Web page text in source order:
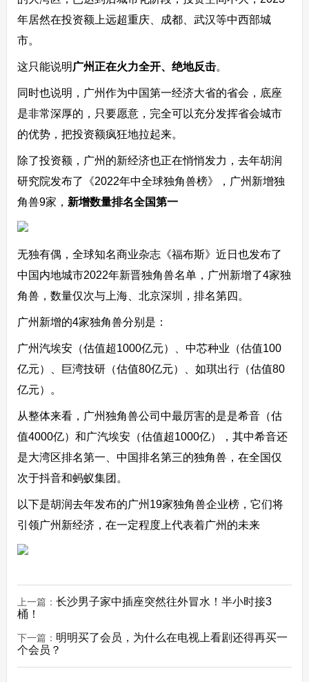
年居然在投资额上远超重庆、成都、武汉等中西部城
市。
这只能说明 广州正在火力全开、绝地反击。
同时也说明，广州作为中国第一经济大省的省会，底座
是非常深厚的，只要愿意，完全可以充分发挥省会城市
的优势，把投资额疯狂地拉起来。
除了投资额，广州的新经济也正在悄悄发力，去年胡润
研究院发布了《2022年中全球独角兽榜》，广州新增独
角兽9家， 新增数量排名全国第一
无独有偶，全球知名商业杂志《福布斯》近日也发布了
中国内地城市2022年新晋独角兽名单，广州新增了4家独
角兽，数量仅次与上海、北京深圳，排名第四。
广州新增的4家独角兽分别是：
广州汽埃安（估值超1000亿元）、中芯种业（估值100
亿元）、巨湾技研（估值80亿元）、如琪出行（估值80
亿元）。
从整体来看，广州独角兽公司中最厉害的是是希音（估
值4000亿）和广汽埃安（估值超1000亿），其中希音还
是大湾区排名第一、中国排名第三的独角兽，在全国仅
次于抖音和蚂蚁集团。
以下是胡润去年发布的广州19家独角兽企业榜，它们将
引领广州新经济，在一定程度上代表着广州的未来
上一篇： 长沙男子家中插座突然往外冒水！半小时接3
桶！
下一篇： 明明买了会员，为什么在电视上看剧还得再买一
个会员？